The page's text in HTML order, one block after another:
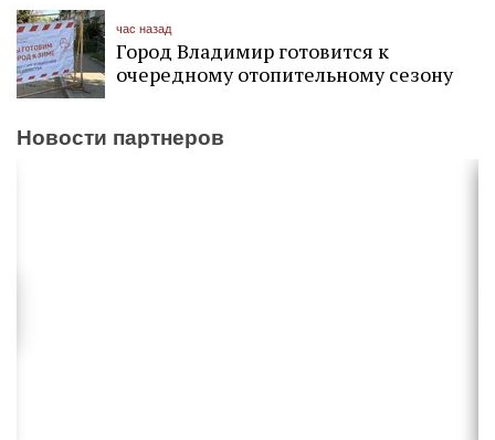
час назад
Город Владимир готовится к
очередному отопительному сезону
Новости партнеров